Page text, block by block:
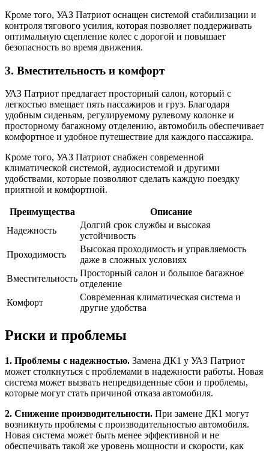
Кроме того, УАЗ Патриот оснащен системой стабилизации и
контроля тягового усилия, которая позволяет поддерживать
оптимальную сцепление колес с дорогой и повышает
безопасность во время движения.
3. Вместительность и комфорт
УАЗ Патриот предлагает просторный салон, который с
легкостью вмещает пять пассажиров и груз. Благодаря
удобным сиденьям, регулируемому рулевому колонке и
просторному багажному отделению, автомобиль обеспечивает
комфортное и удобное путешествие для каждого пассажира.
Кроме того, УАЗ Патриот снабжен современной
климатической системой, аудиосистемой и другими
удобствами, которые позволяют сделать каждую поездку
приятной и комфортной.
Преимущества
Описание
Надежность
Долгий срок службы и высокая
устойчивость
Проходимость
Высокая проходимость и управляемость
даже в сложных условиях
Вместительность
Просторный салон и большое багажное
отделение
Комфорт
Современная климатическая система и
другие удобства
Риски и проблемы
1. Проблемы с надежностью. Замена ДК1 у УАЗ Патриот
может столкнуться с проблемами в надежности работы. Новая
система может вызвать непредвиденные сбои и проблемы,
которые могут стать причиной отказа автомобиля.
2. Снижение производительности. При замене ДК1 могут
возникнуть проблемы с производительностью автомобиля.
Новая система может быть менее эффективной и не
обеспечивать такой же уровень мощности и скорости, как